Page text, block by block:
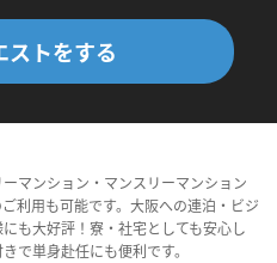
ストをする
マンション・マンスリーマンション
利用も可能です。大阪への連泊・ビジ
も大好評！寮・社宅としても安心し
で単身赴任にも便利です。